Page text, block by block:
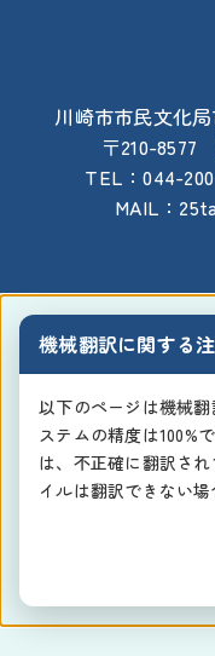
川崎市市民文化
〒210-8577
TEL：044-
MAIL：
機械翻訳に関する
以下のページは機械
ステムの精度は100%
は、不正確に翻訳さ
イルは翻訳できない場